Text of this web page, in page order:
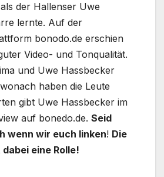
der Hallenser Uwe
lernte. Auf der
bonodo.de erschien
Video- und Tonqualität.
und Uwe Hassbecker
haben die Leute
gibt Uwe Hassbecker im
auf bonedo.de. Seid
wenn wir euch linken! Die
eine Rolle!